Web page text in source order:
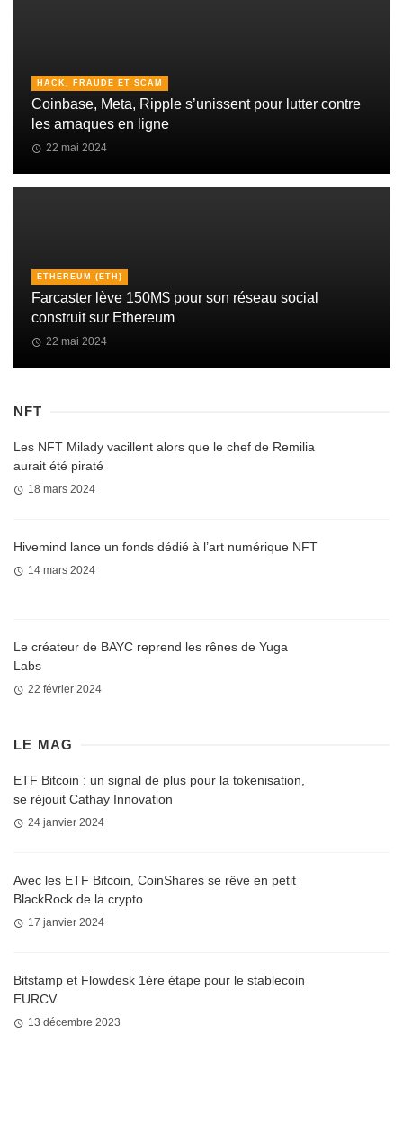
HACK, FRAUDE ET SCAM
Coinbase, Meta, Ripple s’unissent pour lutter contre
les arnaques en ligne
22 mai 2024
ETHEREUM (ETH)
Farcaster lève 150M$ pour son réseau social
construit sur Ethereum
22 mai 2024
NFT
Les NFT Milady vacillent alors que le chef de Remilia
aurait été piraté
18 mars 2024
Hivemind lance un fonds dédié à l’art numérique NFT
14 mars 2024
Le créateur de BAYC reprend les rênes de Yuga
Labs
22 février 2024
LE MAG
ETF Bitcoin : un signal de plus pour la tokenisation,
se réjouit Cathay Innovation
24 janvier 2024
Avec les ETF Bitcoin, CoinShares se rêve en petit
BlackRock de la crypto
17 janvier 2024
Bitstamp et Flowdesk 1ère étape pour le stablecoin
EURCV
13 décembre 2023